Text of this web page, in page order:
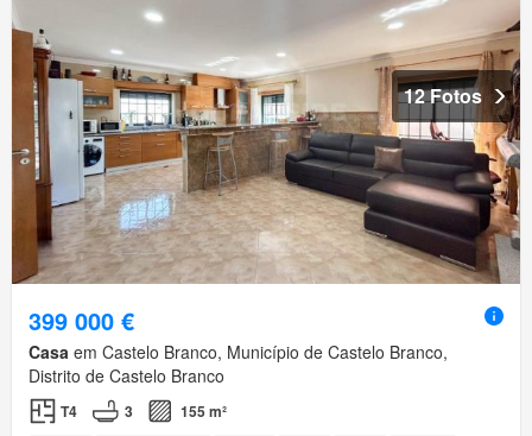
12 Fotos
399 000 €
Casa em Castelo Branco, Município de Castelo Branco,
Distrito de Castelo Branco
T4 3 155 m²